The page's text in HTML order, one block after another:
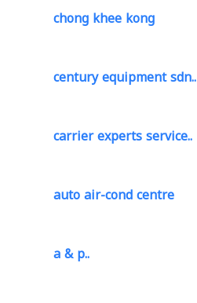
chong khee kong
century equipment sdn..
carrier experts service..
auto air-cond centre
a & p..